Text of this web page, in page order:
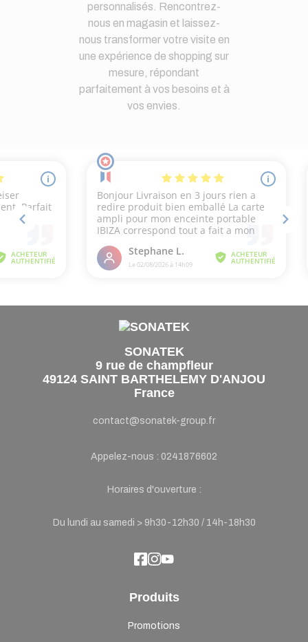
personnalisés. Rencontrez-
nous en magasin et laissez-
nous transformer votre visite en
une expérience de shopping sur
mesure, répondant
parfaitement à vos besoins et à
vos envies.
SONATEK
9 rue de champfleur
49124 SAINT BARTHELEMY D'ANJOU
France
contact@sonatek-group.fr
Appelez-nous : 0241876602
Horaires d'ouverture :
Du lundi au samedi > 9h30-12h30 / 14h-18h30
Produits
Promotions